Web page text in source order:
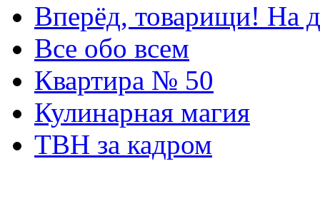
Вперёд, товарищи! На
Все обо всем
Квартира № 50
Кулинарная магия
ТВН за кадром